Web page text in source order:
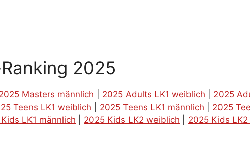
2025
Masters männlich 2025 Adults LK1 weiblich 2025
Teens LK1 weiblich 2025 Teens LK1 männlich 2025
LK1 männlich 2025 Kids LK2 weiblich 2025 Kids